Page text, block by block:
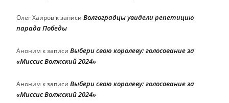
Олег Хаиров к записи Волгоградцы увидели репетицию
парада Победы
Аноним к записи Выбери свою королеву: голосование за
«Миссис Волжский 2024»
Аноним к записи Выбери свою королеву: голосование за
«Миссис Волжский 2024»